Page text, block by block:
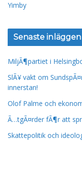
Yimby
Senaste inläggen
MiljÃ¶partiet i
SlÃ¥ vakt om
innerstan!
Olof Palme och
Ã…tgÃ¤rder fÃ¶r att
Skattepolitik och